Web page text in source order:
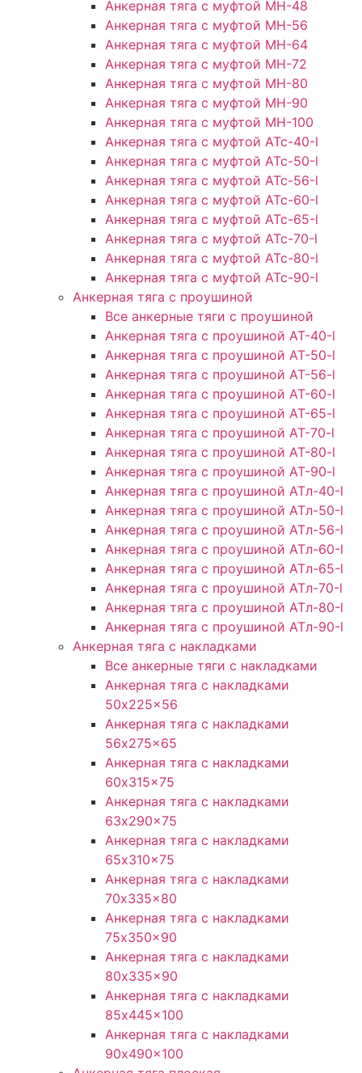
Анкерная тяга с муфтой МН-48
Анкерная тяга с муфтой МН-56
Анкерная тяга с муфтой МН-64
Анкерная тяга с муфтой МН-72
Анкерная тяга с муфтой МН-80
Анкерная тяга с муфтой МН-90
Анкерная тяга с муфтой МН-100
Анкерная тяга с муфтой АТс-40-l
Анкерная тяга с муфтой АТс-50-l
Анкерная тяга с муфтой АТс-56-l
Анкерная тяга с муфтой АТс-60-l
Анкерная тяга с муфтой АТс-65-l
Анкерная тяга с муфтой АТс-70-l
Анкерная тяга с муфтой АТс-80-l
Анкерная тяга с муфтой АТс-90-l
Анкерная тяга с проушиной
Все анкерные тяги с проушиной
Анкерная тяга с проушиной АТ-40-l
Анкерная тяга с проушиной AT-50-l
Анкерная тяга с проушиной AT-56-l
Анкерная тяга с проушиной AT-60-l
Анкерная тяга с проушиной AT-65-l
Анкерная тяга с проушиной AT-70-l
Анкерная тяга с проушиной AT-80-l
Анкерная тяга с проушиной AT-90-l
Анкерная тяга с проушиной АТл-40-l
Анкерная тяга с проушиной ATл-50-l
Анкерная тяга с проушиной ATл-56-l
Анкерная тяга с проушиной ATл-60-l
Анкерная тяга с проушиной ATл-65-l
Анкерная тяга с проушиной ATл-70-l
Анкерная тяга с проушиной ATл-80-l
Анкерная тяга с проушиной ATл-90-l
Анкерная тяга с накладками
Все анкерные тяги с накладками
Анкерная тяга с накладками
50x225x56
Анкерная тяга с накладками
56x275x65
Анкерная тяга с накладками
60x315x75
Анкерная тяга с накладками
63x290x75
Анкерная тяга с накладками
65x310x75
Анкерная тяга с накладками
70x335x80
Анкерная тяга с накладками
75x350x90
Анкерная тяга с накладками
80x335x90
Анкерная тяга с накладками
85x445x100
Анкерная тяга с накладками
90x490x100